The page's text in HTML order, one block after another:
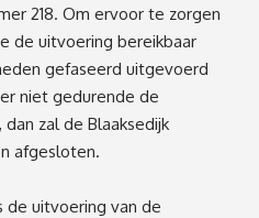
218. Om ervoor te zorgen
de uitvoering bereikbaar
gefaseerd uitgevoerd
niet gedurende de
zal de Blaaksedijk
afgesloten.
de uitvoering van de